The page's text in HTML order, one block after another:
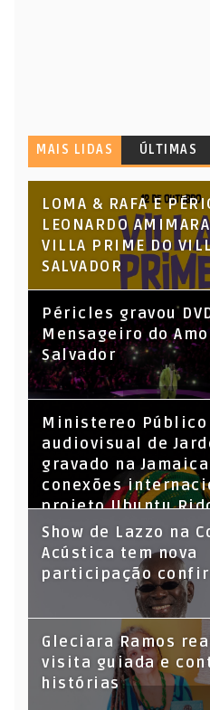
MAIS LIDAS ÚLTIMAS
LOMA & RAFA E
LEONARDO
VILLA PRIME DO
SALVADOR
Péricles gravou
Mensageiro do
Salvador
​Ministereo Público
audiovisual de
gravado na
conexões
projeto Ubuntu
Show de Lazzo na
Acústica tem nova
participação
Gleciara Ramos
visita guiada e
histórias